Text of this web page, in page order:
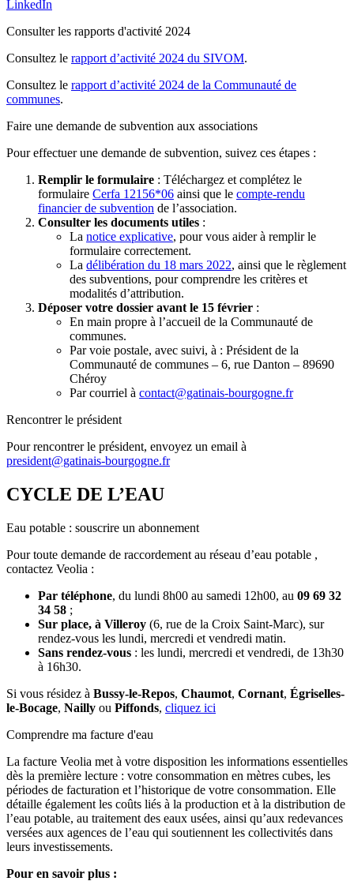
LinkedIn
Consulter les rapports d'activité 2024
Consultez le rapport d’activité 2024 du SIVOM.
Consultez le rapport d’activité 2024 de la Communauté de
communes.
Faire une demande de subvention aux associations
Pour effectuer une demande de subvention, suivez ces étapes :
Remplir le formulaire : Téléchargez et complétez le
formulaire Cerfa 12156*06 ainsi que le compte-rendu
financier de subvention de l’association.
Consulter les documents utiles :
La notice explicative, pour vous aider à remplir le
formulaire correctement.
La délibération du 18 mars 2022, ainsi que le règlement
des subventions, pour comprendre les critères et
modalités d’attribution.
Déposer votre dossier avant le 15 février :
En main propre à l’accueil de la Communauté de
communes.
Par voie postale, avec suivi, à : Président de la
Communauté de communes – 6, rue Danton – 89690
Chéroy
Par courriel à contact@gatinais-bourgogne.fr
Rencontrer le président
Pour rencontrer le président, envoyez un email à
president@gatinais-bourgogne.fr
CYCLE DE L’EAU
Eau potable : souscrire un abonnement
Pour toute demande de raccordement au réseau d’eau potable ,
contactez Veolia :
Par téléphone, du lundi 8h00 au samedi 12h00, au 09 69 32
34 58 ;
Sur place, à Villeroy (6, rue de la Croix Saint-Marc), sur
rendez-vous les lundi, mercredi et vendredi matin.
Sans rendez-vous : les lundi, mercredi et vendredi, de 13h30
à 16h30.
Si vous résidez à Bussy-le-Repos, Chaumot, Cornant, Égriselles-
le-Bocage, Nailly ou Piffonds, cliquez ici
Comprendre ma facture d'eau
La facture Veolia met à votre disposition les informations essentielles
dès la première lecture : votre consommation en mètres cubes, les
périodes de facturation et l’historique de votre consommation. Elle
détaille également les coûts liés à la production et à la distribution de
l’eau potable, au traitement des eaux usées, ainsi qu’aux redevances
versées aux agences de l’eau qui soutiennent les collectivités dans
leurs investissements.
Pour en savoir plus :